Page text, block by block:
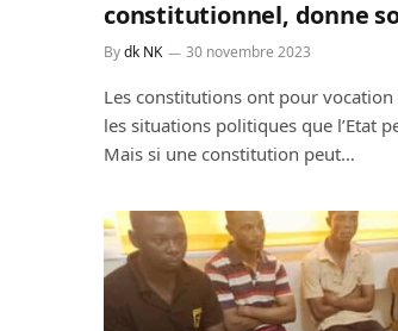
constitutionnel, donne
Bydk NK 30 novembre 2023
Les constitutions ont pour
les situations politiques que l’Etat
Mais si une constitution peut…